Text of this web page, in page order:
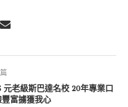
老級斯巴達名校 20年專業口
富擄獲我心